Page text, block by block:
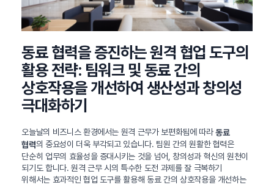
동료 협력을 증진하는 원격 협업 도구의
활용 전략: 팀워크 및 동료 간의
상호작용을 개선하여 생산성과 창의성
극대화하기
오늘날의 비즈니스 환경에서는 원격 근무가 보편화됨에 따라동료
협력의 중요성이 더욱 부각되고 있습니다. 팀원 간의 원활한 협력은
단순히 업무의 효율성을 증대시키는 것을 넘어, 창의성과 혁신의 원천이
되기도 합니다. 원격 근무 시의 특수한 도전 과제를 잘 극복하기
위해서는 효과적인 협업 도구를 활용해 동료 간의 상호작용을 개선하는